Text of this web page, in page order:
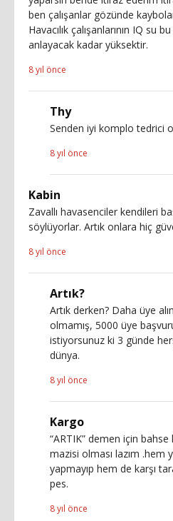
ben çalışanlar gözünde
Havacılık çalışanlarının IQ su
anlayacak kadar yüksektir.
8 yıl önce
Thy
Senden iyi komplo tedrici
8 yıl önce
Kabin
Zavallı havasenciler kendileri
söylüyorlar. Artık onlara hiç
8 yıl önce
Artık?
Artık derken? Daha üye
olmamış, 5000 üye
istiyorsunuz ki 3 günde
dünya.
8 yıl önce
Kargo
“ARTIK” demen için
mazisi olması lazım .hem
yapmayıp hem de karşı
pes.
8 yıl önce